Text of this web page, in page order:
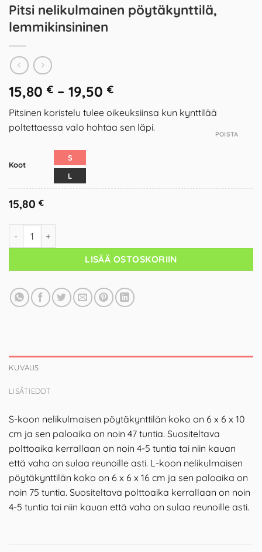
Pitsi nelikulmainen pöytäkynttilä,
lemmikinsininen
15,80 € – 19,50 €
Pitsinen koristelu tulee oikeuksiinsa kun kynttilää
poltettaessa valo hohtaa sen läpi.
Koot
S
L
POISTA
15,80 €
LISÄÄ OSTOSKORIIN
KUVAUS
LISÄTIEDOT
S-koon nelikulmaisen pöytäkynttilän koko on 6 x 6 x 10
cm ja sen paloaika on noin 47 tuntia. Suositeltava
polttoaika kerrallaan on noin 4-5 tuntia tai niin kauan
että vaha on sulaa reunoille asti. L-koon nelikulmaisen
pöytäkynttilän koko on 6 x 6 x 16 cm ja sen paloaika on
noin 75 tuntia. Suositeltava polttoaika kerrallaan on noin
4-5 tuntia tai niin kauan että vaha on sulaa reunoille asti.